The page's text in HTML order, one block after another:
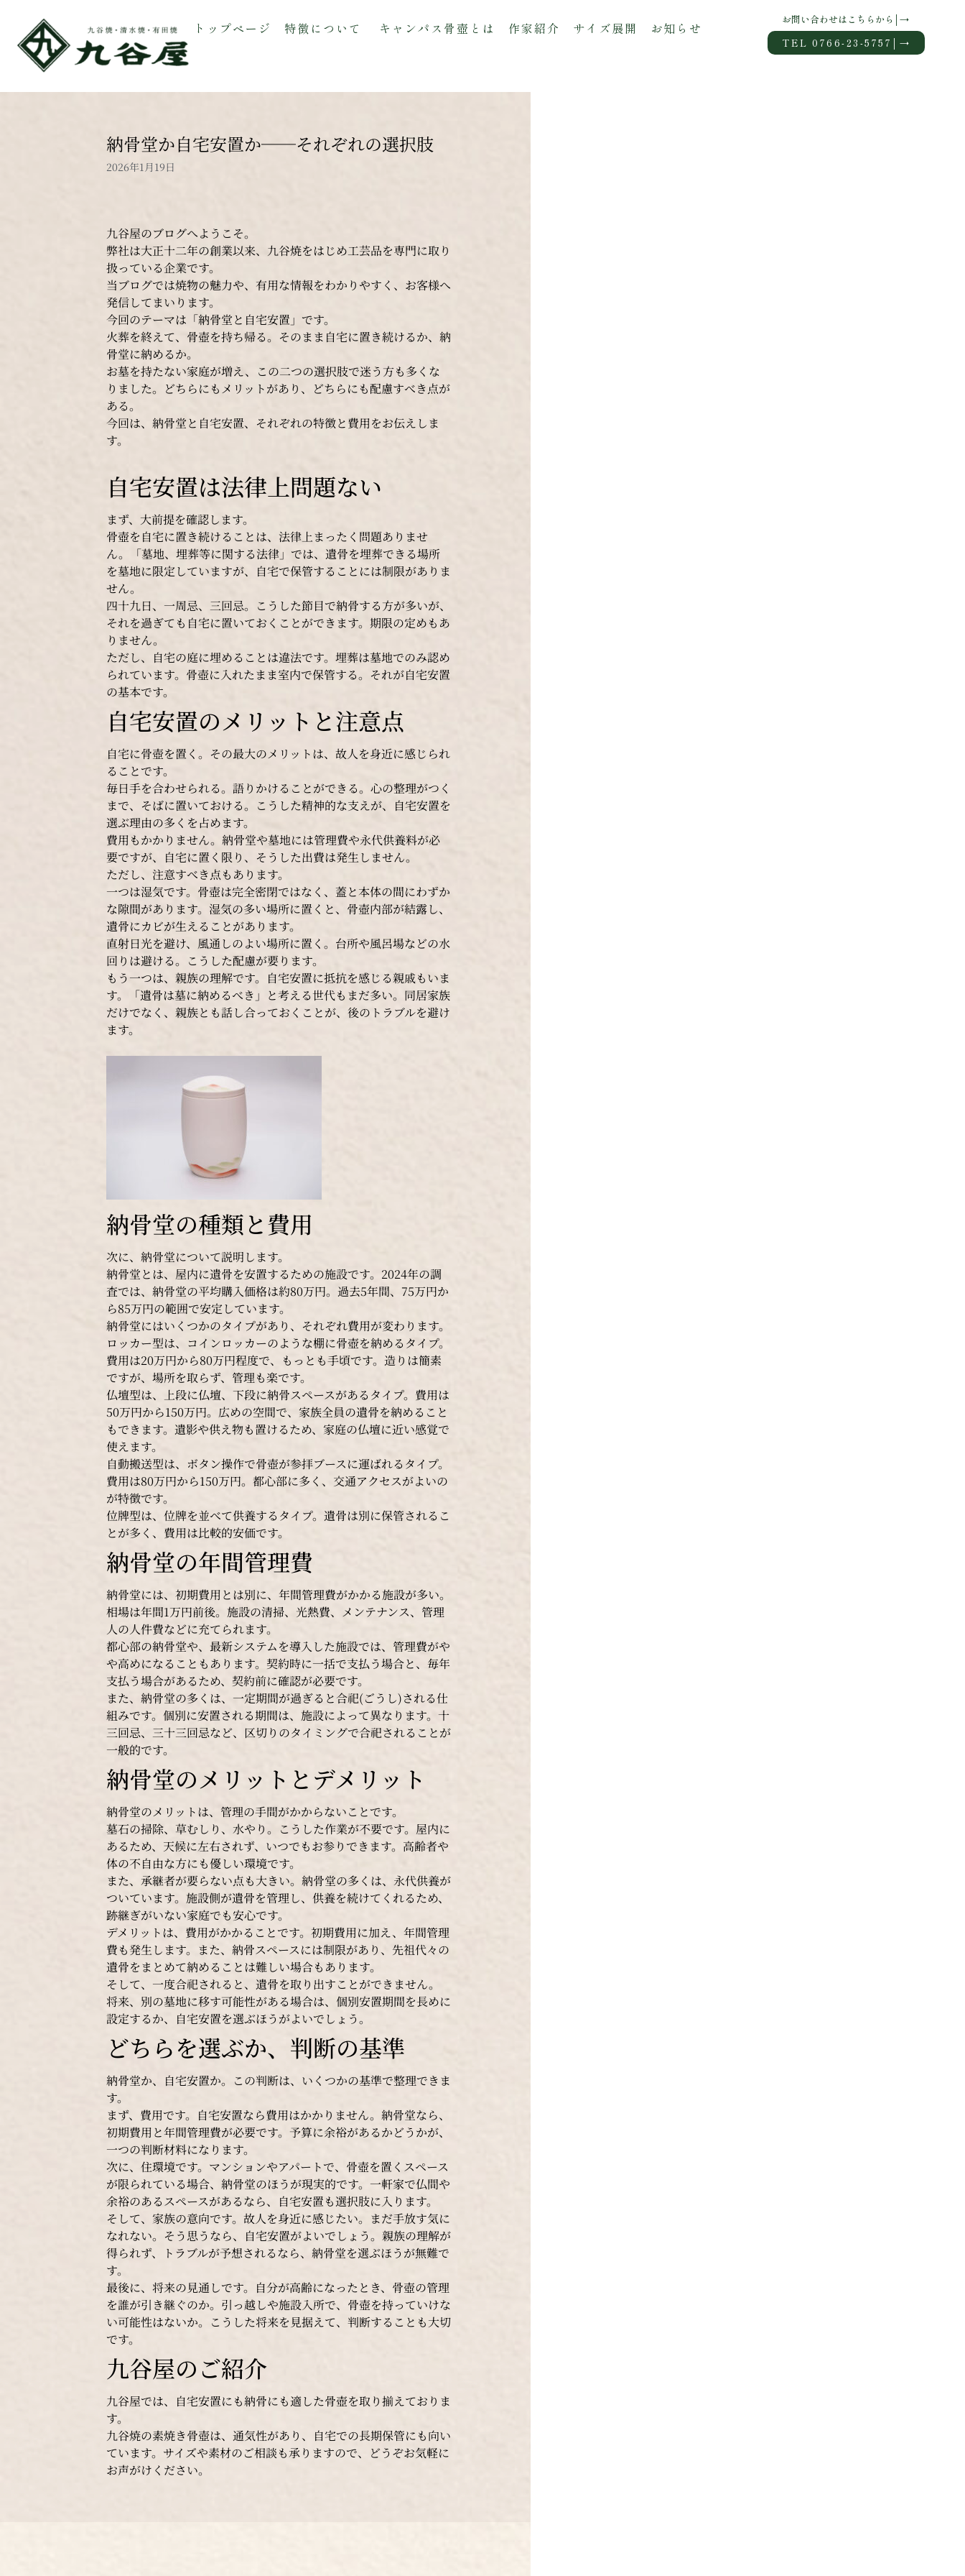
トップページ 特徴について キャンパス骨壺とは 作家紹介 サイズ展開 お知らせ
お問い合わせはこちらから│→
TEL 0766-23-5757│→
納骨堂か自宅安置か──それぞれの選択肢
2026年1月19日
九谷屋のブログへようこそ。
弊社は大正十二年の創業以来、九谷焼をはじめ工芸品を専門に取り
扱っている企業です。
当ブログでは焼物の魅力や、有用な情報をわかりやすく、お客様へ
発信してまいります。
今回のテーマは「納骨堂と自宅安置」です。
火葬を終えて、骨壺を持ち帰る。そのまま自宅に置き続けるか、納
骨堂に納めるか。
お墓を持たない家庭が増え、この二つの選択肢で迷う方も多くな
りました。どちらにもメリットがあり、どちらにも配慮すべき点が
ある。
今回は、納骨堂と自宅安置、それぞれの特徴と費用をお伝えしま
す。
自宅安置は法律上問題ない
まず、大前提を確認します。
骨壺を自宅に置き続けることは、法律上まったく問題ありませ
ん。「墓地、埋葬等に関する法律」では、遺骨を埋葬できる場所
を墓地に限定していますが、自宅で保管することには制限がありま
せん。
四十九日、一周忌、三回忌。こうした節目で納骨する方が多いが、
それを過ぎても自宅に置いておくことができます。期限の定めもあ
りません。
ただし、自宅の庭に埋めることは違法です。埋葬は墓地でのみ認め
られています。骨壺に入れたまま室内で保管する。それが自宅安置
の基本です。
自宅安置のメリットと注意点
自宅に骨壺を置く。その最大のメリットは、故人を身近に感じられ
ることです。
毎日手を合わせられる。語りかけることができる。心の整理がつく
まで、そばに置いておける。こうした精神的な支えが、自宅安置を
選ぶ理由の多くを占めます。
費用もかかりません。納骨堂や墓地には管理費や永代供養料が必
要ですが、自宅に置く限り、そうした出費は発生しません。
ただし、注意すべき点もあります。
一つは湿気です。骨壺は完全密閉ではなく、蓋と本体の間にわずか
な隙間があります。湿気の多い場所に置くと、骨壺内部が結露し、
遺骨にカビが生えることがあります。
直射日光を避け、風通しのよい場所に置く。台所や風呂場などの水
回りは避ける。こうした配慮が要ります。
もう一つは、親族の理解です。自宅安置に抵抗を感じる親戚もいま
す。「遺骨は墓に納めるべき」と考える世代もまだ多い。同居家族
だけでなく、親族とも話し合っておくことが、後のトラブルを避け
ます。
納骨堂の種類と費用
次に、納骨堂について説明します。
納骨堂とは、屋内に遺骨を安置するための施設です。2024年の調
査では、納骨堂の平均購入価格は約80万円。過去5年間、75万円か
ら85万円の範囲で安定しています。
納骨堂にはいくつかのタイプがあり、それぞれ費用が変わります。
ロッカー型は、コインロッカーのような棚に骨壺を納めるタイプ。
費用は20万円から80万円程度で、もっとも手頃です。造りは簡素
ですが、場所を取らず、管理も楽です。
仏壇型は、上段に仏壇、下段に納骨スペースがあるタイプ。費用は
50万円から150万円。広めの空間で、家族全員の遺骨を納めること
もできます。遺影や供え物も置けるため、家庭の仏壇に近い感覚で
使えます。
自動搬送型は、ボタン操作で骨壺が参拝ブースに運ばれるタイプ。
費用は80万円から150万円。都心部に多く、交通アクセスがよいの
が特徴です。
位牌型は、位牌を並べて供養するタイプ。遺骨は別に保管されるこ
とが多く、費用は比較的安価です。
納骨堂の年間管理費
納骨堂には、初期費用とは別に、年間管理費がかかる施設が多い。
相場は年間1万円前後。施設の清掃、光熱費、メンテナンス、管理
人の人件費などに充てられます。
都心部の納骨堂や、最新システムを導入した施設では、管理費がや
や高めになることもあります。契約時に一括で支払う場合と、毎年
支払う場合があるため、契約前に確認が必要です。
また、納骨堂の多くは、一定期間が過ぎると合祀(ごうし)される仕
組みです。個別に安置される期間は、施設によって異なります。十
三回忌、三十三回忌など、区切りのタイミングで合祀されることが
一般的です。
納骨堂のメリットとデメリット
納骨堂のメリットは、管理の手間がかからないことです。
墓石の掃除、草むしり、水やり。こうした作業が不要です。屋内に
あるため、天候に左右されず、いつでもお参りできます。高齢者や
体の不自由な方にも優しい環境です。
また、承継者が要らない点も大きい。納骨堂の多くは、永代供養が
ついています。施設側が遺骨を管理し、供養を続けてくれるため、
跡継ぎがいない家庭でも安心です。
デメリットは、費用がかかることです。初期費用に加え、年間管理
費も発生します。また、納骨スペースには制限があり、先祖代々の
遺骨をまとめて納めることは難しい場合もあります。
そして、一度合祀されると、遺骨を取り出すことができません。
将来、別の墓地に移す可能性がある場合は、個別安置期間を長めに
設定するか、自宅安置を選ぶほうがよいでしょう。
どちらを選ぶか、判断の基準
納骨堂か、自宅安置か。この判断は、いくつかの基準で整理できま
す。
まず、費用です。自宅安置なら費用はかかりません。納骨堂なら、
初期費用と年間管理費が必要です。予算に余裕があるかどうかが、
一つの判断材料になります。
次に、住環境です。マンションやアパートで、骨壺を置くスペース
が限られている場合、納骨堂のほうが現実的です。一軒家で仏間や
余裕のあるスペースがあるなら、自宅安置も選択肢に入ります。
そして、家族の意向です。故人を身近に感じたい。まだ手放す気に
なれない。そう思うなら、自宅安置がよいでしょう。親族の理解が
得られず、トラブルが予想されるなら、納骨堂を選ぶほうが無難で
す。
最後に、将来の見通しです。自分が高齢になったとき、骨壺の管理
を誰が引き継ぐのか。引っ越しや施設入所で、骨壺を持っていけな
い可能性はないか。こうした将来を見据えて、判断することも大切
です。
九谷屋のご紹介
九谷屋では、自宅安置にも納骨にも適した骨壺を取り揃えておりま
す。
九谷焼の素焼き骨壺は、通気性があり、自宅での長期保管にも向い
ています。サイズや素材のご相談も承りますので、どうぞお気軽に
お声がけください。